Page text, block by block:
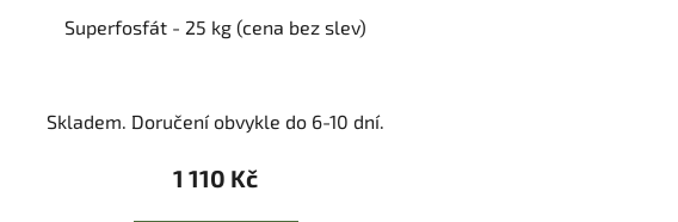
Superfosfát - 25 kg (cena bez slev)
Skladem. Doručení obvykle do 6-10 dní.
1 110 Kč